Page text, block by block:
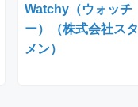
Watchy（ウォッチ
ー）（株式会社スタ
メン）